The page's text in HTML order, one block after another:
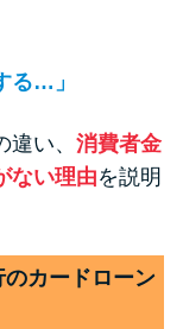
る…」
い、 消費者金
ない理由を説明
のカードローン